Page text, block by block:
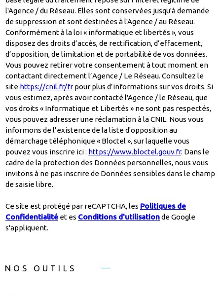
l'Agence / du Réseau. Elles sont conservées jusqu'à demande
de suppression et sont destinées à l'Agence / au Réseau.
Conformément à la loi « informatique et libertés », vous
disposez des droits d’accès, de rectification, d’effacement,
d’opposition, de limitation et de portabilité de vos données.
Vous pouvez retirer votre consentement à tout moment en
contactant directement l’Agence / Le Réseau. Consultez le
site https://cnil.fr/fr pour plus d’informations sur vos droits. Si
vous estimez, après avoir contacté l'Agence / le Réseau, que
vos droits « Informatique et Libertés » ne sont pas respectés,
vous pouvez adresser une réclamation à la CNIL. Nous vous
informons de l’existence de la liste d'opposition au
démarchage téléphonique « Bloctel », sur laquelle vous
pouvez vous inscrire ici : https://www.bloctel.gouv.fr. Dans le
cadre de la protection des Données personnelles, nous vous
invitons à ne pas inscrire de Données sensibles dans le champ
de saisie libre.
Ce site est protégé par reCAPTCHA, les Politiques de
Confidentialité et es Conditions d'utilisationde Google
s'appliquent.
NOS OUTILS